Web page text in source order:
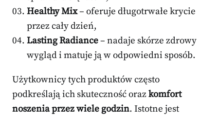
Healthy Mix– oferuje długotrwałe krycie
przez cały dzień,
Lasting Radiance– nadaje skórze zdrowy
wygląd i matuje ją w odpowiedni sposób.
Użytkownicy tych produktów często
podkreślają ich skuteczność orazkomfort
noszenia przez wiele godzin. Istotne jest